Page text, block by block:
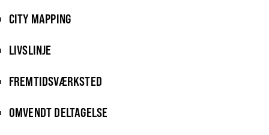
CITY MAPPING
LIVSLINJE
FREMTIDSVÆRKSTED
OMVENDT DELTAGELSE